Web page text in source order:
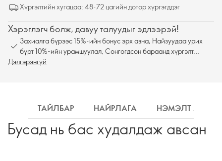
Хүргэлтийн хугацаа: 48-72 цагийн дотор хүргэгддэг
Хэрэглэгч болж, давуу талуудыг эдлээрэй!
Захиалга бүрээс 15%-ийн бонус эрх авна, Найзуудаа урих
бүрт 10%-ийн урамшуулал, Сонгогдсон бараанд хүргэлт
үнэгүй
Дэлгэрэнгүй
ТАЙЛБАР НАЙРЛАГА НЭМЭЛТ
Бусад нь бас худалдаж авсан